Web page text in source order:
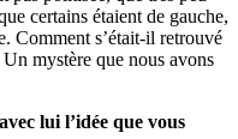
certains étaient de gauche,
Comment s’était-il retrouvé
mystère que nous avons
lui l’idée que vous